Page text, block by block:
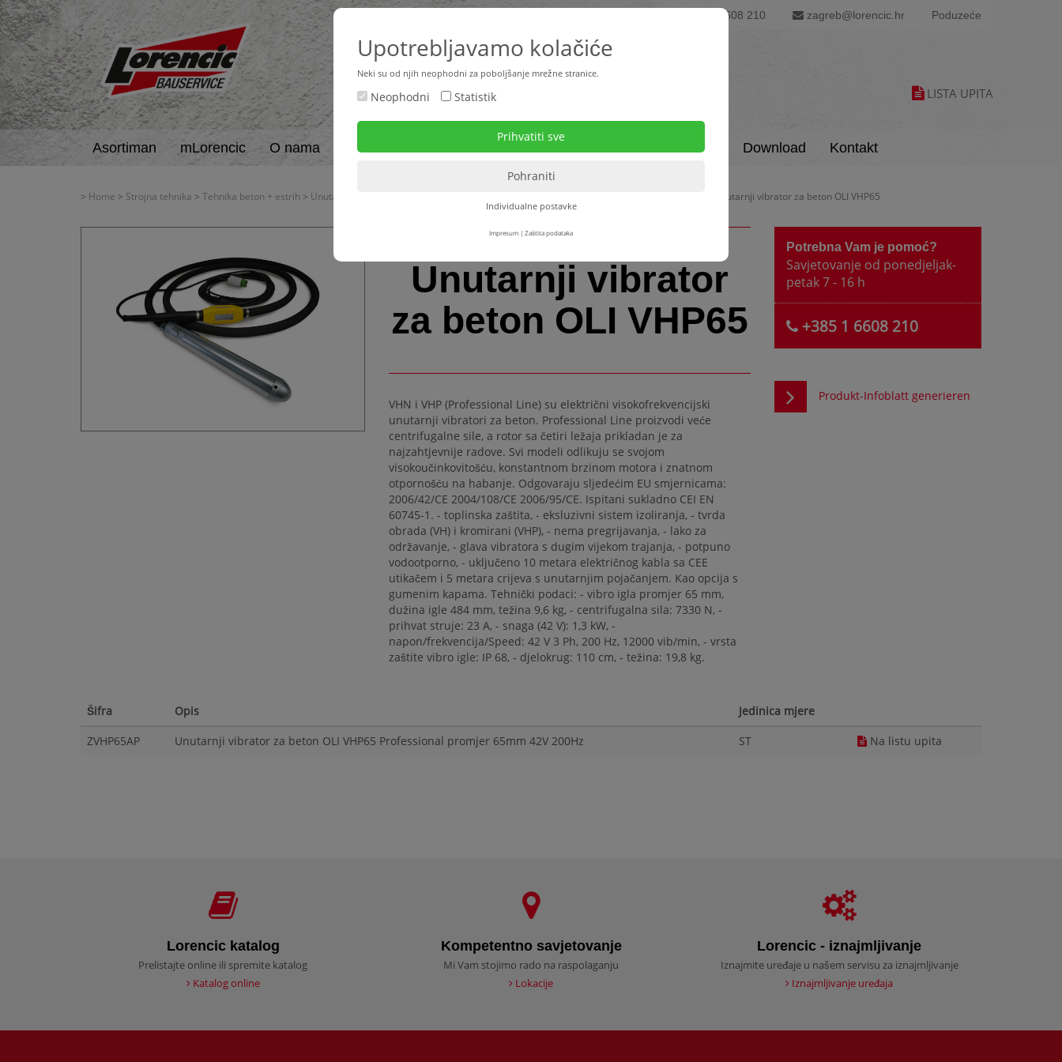
+385 1 6608 210 zagreb@lorencic.hr Poduzeće
LISTA UPITA
Asortiman mLorencic O nama Aktualno Servis Download Kontakt
> Home > Strojna tehnika > Tehnika beton + estrih > Unutarnji vibratori za beton - pretvarači frekvencije > Unutarnji vibrator za beton OLI VHP65
Unutarnji vibrator
za beton OLI VHP65
VHN i VHP (Professional Line) su električni visokofrekvencijski
unutarnji vibratori za beton. Professional Line proizvodi veće
centrifugalne sile, a rotor sa četiri ležaja prikladan je za
najzahtjevnije radove. Svi modeli odlikuju se svojom
visokoučinkovitošću, konstantnom brzinom motora i znatnom
otpornošću na habanje. Odgovaraju sljedećim EU smjernicama:
2006/42/CE 2004/108/CE 2006/95/CE. Ispitani sukladno CEI EN
60745-1. - toplinska zaštita, - eksluzivni sistem izoliranja, - tvrda
obrada (VH) i kromirani (VHP), - nema pregrijavanja, - lako za
održavanje, - glava vibratora s dugim vijekom trajanja, - potpuno
vodootporno, - uključeno 10 metara električnog kabla sa CEE
utikačem i 5 metara crijeva s unutarnjim pojačanjem. Kao opcija s
gumenim kapama. Tehnički podaci: - vibro igla promjer 65 mm,
dužina igle 484 mm, težina 9,6 kg, - centrifugalna sila: 7330 N, -
prihvat struje: 23 A, - snaga (42 V): 1,3 kW, -
napon/frekvencija/Speed: 42 V 3 Ph, 200 Hz, 12000 vib/min, - vrsta
zaštite vibro igle: IP 68, - djelokrug: 110 cm, - težina: 19,8 kg.
Potrebna Vam je pomoć?
Savjetovanje od ponedjeljak-
petak 7 - 16 h
+385 1 6608 210
Produkt-Infoblatt generieren
Šifra Opis
Jedinica mjere
ZVHP65AP
Unutarnji vibrator za beton OLI VHP65 Professional promjer 65mm 42V 200Hz ST Na listu upita
Lorencic katalog
Prelistajte online ili spremite katalog
Katalog online
Kompetentno savjetovanje
Mi Vam stojimo rado na raspolaganju
Lokacije
Lorencic - iznajmljivanje
Iznajmite uređaje u našem servisu za iznajmljivanje
Iznajmljivanje uređaja
Upotrebljavamo kolačiće
Neki su od njih neophodni za poboljšanje mrežne stranice.
Neophodni Statistik
Individualne postavke
Impresum | Zaštita podataka